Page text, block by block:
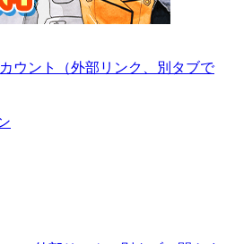
ウント
（外部リンク、別タブで